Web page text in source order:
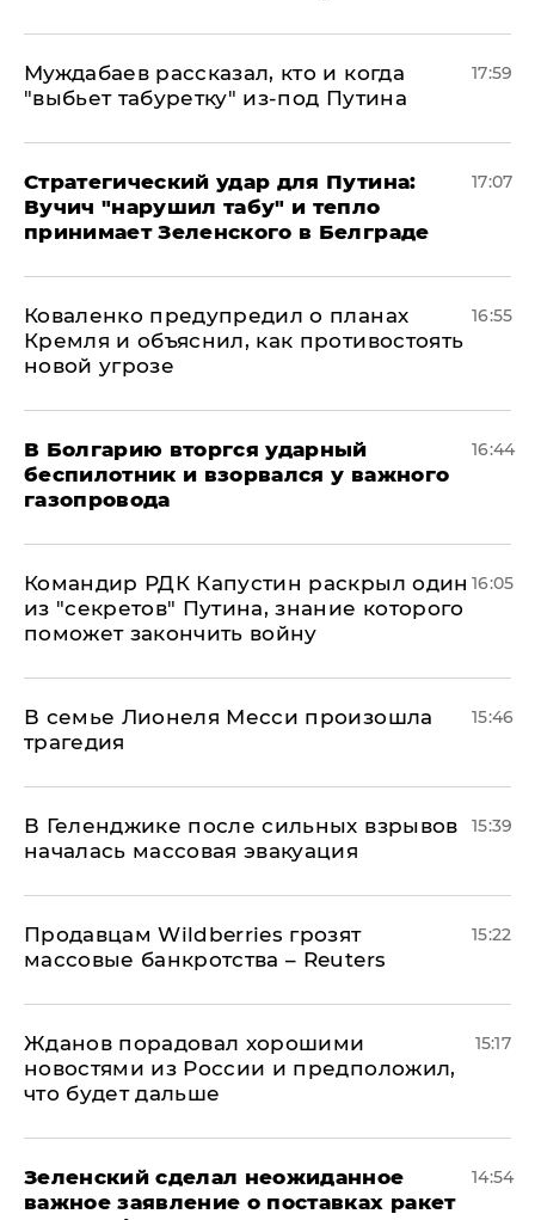
Муждабаев рассказал, кто и когда
"выбьет табуретку" из-под Путина
17:59
Стратегический удар для Путина:
Вучич "нарушил табу" и тепло
принимает Зеленского в Белграде
17:07
Коваленко предупредил о планах
Кремля и объяснил, как противостоять
новой угрозе
16:55
В Болгарию вторгся ударный
беспилотник и взорвался у важного
газопровода
16:44
Командир РДК Капустин раскрыл один
из "секретов" Путина, знание которого
поможет закончить войну
16:05
В семье Лионеля Месси произошла
трагедия
15:46
В Геленджике после сильных взрывов
началась массовая эвакуация
15:39
Продавцам Wildberries грозят
массовые банкротства – Reuters
15:22
Жданов порадовал хорошими
новостями из России и предположил,
что будет дальше
15:17
Зеленский сделал неожиданное
важное заявление о поставках ракет
14:54